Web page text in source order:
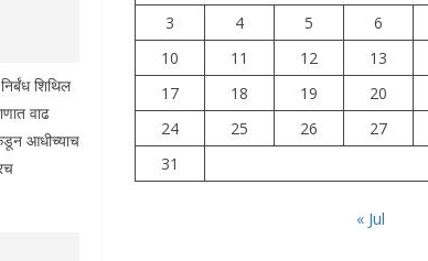
शिथिल
वाढ
आधीच्याच
3
4 5 6
10
11 12 13
17
18 19 20
24
25 26 27
31
« Jul